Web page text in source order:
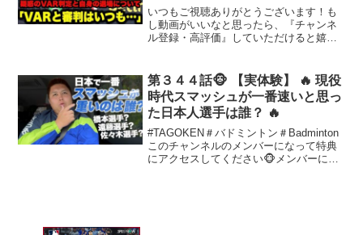
督「VARと審判は…」【ブライト
ン】
いつもご視聴ありがとうございます！も
し動画がいいなと思ったら、『チャンネ
ル登録・高評価』していただけると嬉し
ッカー好きがもっとサッカー好きにな
る」をテーマに動画を...
第３４４話🐵 【実体験】 🔥 現役
時代スマッシュが一番速いと思っ
た日本人選手は誰？ 🔥
#TAGOKEN＃バドミントン＃Badminton
このチャンネルのメンバーになって特典
にアクセスしてください🐵メンバーにな